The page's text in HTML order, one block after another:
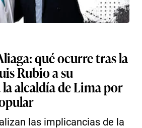
qué ocurre tras la
Rubio a su
alcaldía de Lima por
las implicancias de la